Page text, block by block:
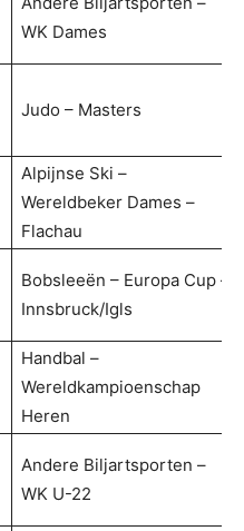
WK Dames
Judo – Masters
Alpijnse Ski –
Wereldbeker Dames –
Flachau
Bobsleeën – Europa Cup –
Innsbruck/Igls
Handbal –
Wereldkampioenschap
Heren
Andere Biljartsporten –
WK U-22